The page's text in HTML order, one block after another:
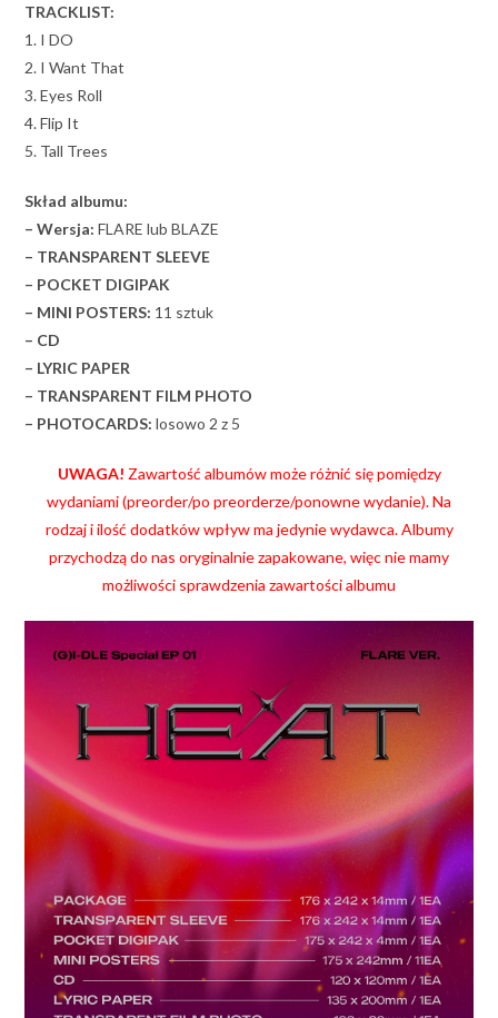
TRACKLIST:
1. I DO
2. I Want That
3. Eyes Roll
4. Flip It
5. Tall Trees
Skład albumu:
– Wersja:FLARE lub BLAZE
– TRANSPARENT SLEEVE
– POCKET DIGIPAK
– MINI POSTERS: 11 sztuk
– CD
– LYRIC PAPER
– TRANSPARENT FILM PHOTO
– PHOTOCARDS: losowo 2 z 5
UWAGA! Zawartość albumów może różnić się pomiędzy
wydaniami (preorder/po preorderze/ponowne wydanie). Na
rodzaj i ilość dodatków wpływ ma jedynie wydawca. Albumy
przychodzą do nas oryginalnie zapakowane, więc nie mamy
możliwości sprawdzenia zawartości albumu